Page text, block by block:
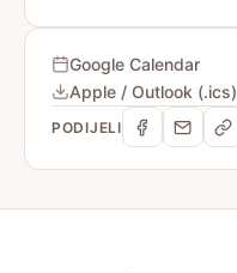
Google Calendar
Apple / Outlook (.ics)
PODIJELI